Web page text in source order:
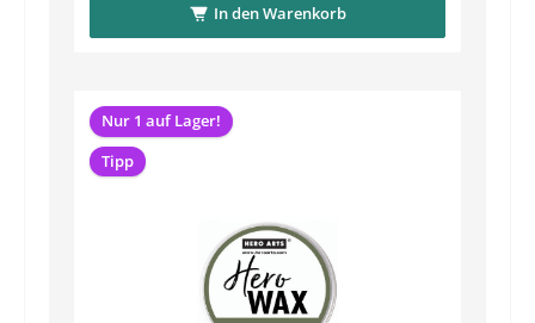
In den Warenkorb
Nur 1 auf Lager!
Tipp